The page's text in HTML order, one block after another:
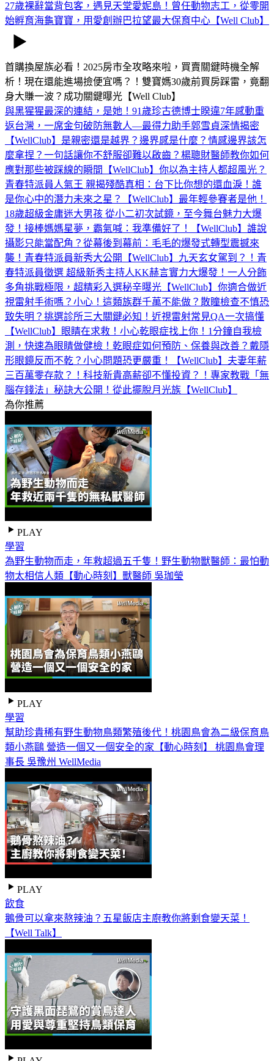
27歲裸辭當背包客，遇見天堂愛妮島！曾任動物志工，從零開
始孵育海龜寶寶，用愛創辦巴拉望最大保育中心【Well Club】‪
首購換屋族必看！2025房市全攻略來啦，買賣關鍵時機全解
析！現在還能進場撿便宜嗎？！雙寶媽30歲前買房踩雷，竟翻
身大賺一波？成功關鍵曝光【Well Club】
與黑猩猩最深的連結，是她！91歲珍古德博士睽違7年感動重
返台灣，一席金句破防無數人—最得力助手郭雪貞深情揭密
【WellClub】 是親密還是越界？邊界感是什麼？情感邊界該怎
麼拿捏？一句話讓你不舒服卻難以啟齒？楊聰財醫師教你如何
應對那些被踩線的瞬間【WellClub】 你以為主持人都超風光？
青春特派員人氣王 親揭殘酷真相：台下比你想的還血淚！誰
是你心中的潛力未來之星？【WellClub】 最年輕參賽者是他！
18歲超級金庸迷大男孩 從小二初次試鏡，至今舞台魅力大爆
發！接棒媽媽星夢，霸氣喊：我準備好了！【WellClub】 誰說
攝影只能當配角？從幕後到幕前：毛毛的爆發式轉型震撼來
襲！青春特派員新秀大公開【WellClub】 九天玄女駕到？！青
春特派員徵選 超級新秀主持人KK赫言實力大爆發！一人分飾
多角挑戰極限，超精彩入選秘辛曝光【WellClub】 你適合做近
視雷射手術嗎？小心！這類族群千萬不能做？散瞳檢查不慎恐
致失明？挑選診所三大關鍵必知！近視雷射常見QA一次搞懂
【WellClub】
眼睛在求救！小心乾眼症找上你！1分鐘自我檢
測，快速為眼睛做健檢！乾眼症如何預防、保養與改善？戴隱
形眼鏡反而不乾？小心問題恐更嚴重！【WellClub】 夫妻年薪
三百萬零存款？！科技新貴高薪卻不懂投資？！專家教戰「無
腦存錢法」秘訣大公開！從此擺脫月光族【WellClub】
為你推薦
PLAY
學習
為野生動物而走，年救超過五千隻！野生動物獸醫師：最怕動
物太相信人類【動心時刻】獸醫師 吳珈瑩
PLAY
學習
幫助珍貴稀有野生動物鳥類繁殖後代！桃園鳥會為二級保育鳥
類小燕鷗 營造一個又一個安全的家【動心時刻】 桃園鳥會理
事長 吳豫州 WellMedia
PLAY
飲食
鵝骨可以拿來熬辣油？五星飯店主廚教你將剩食變天菜！
【Well Talk】